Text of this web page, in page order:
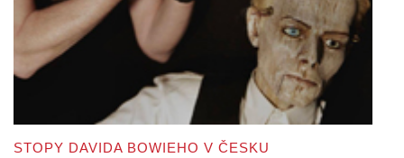
STOPY DAVIDA BOWIEHO V ČESKU